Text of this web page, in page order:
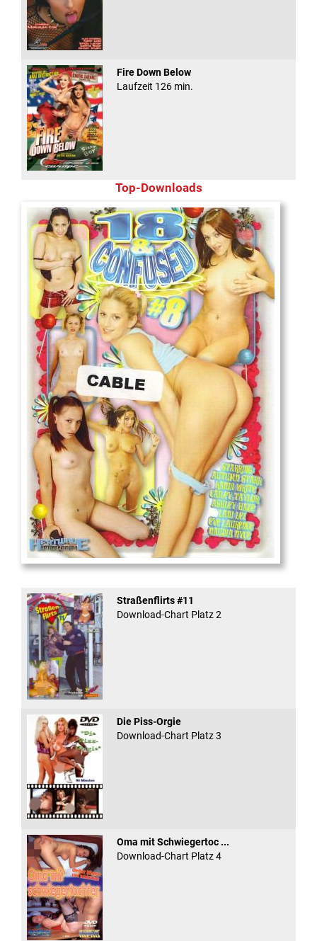
Fire Down Below
Laufzeit 126 min.
Top-Downloads
And Confused #8 - ...
Straßenflirts #11
Download-Chart Platz 2
Die Piss-Orgie
Download-Chart Platz 3
Oma mit Schwiegertoc ...
Download-Chart Platz 4